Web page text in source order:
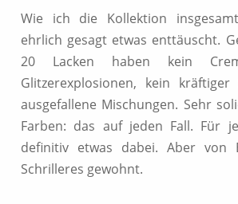
Wie ich die Kollektion
ehrlich gesagt etwas enttäuscht.
20 Lacken haben kein
Glitzerexplosionen, kein
ausgefallene Mischungen. Sehr
Farben: das auf jeden Fall. Für
definitiv etwas dabei. Aber von
Schrilleres gewohnt.